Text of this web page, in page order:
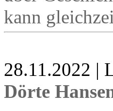
kann
28.11.2022 |
Dörte